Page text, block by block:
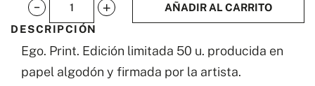
Ego
cantidad
AÑADIR AL CARRITO
DESCRIPCIÓN
Ego. Print. Edición limitada 50 u. producida en
papel algodón y firmada por la artista.